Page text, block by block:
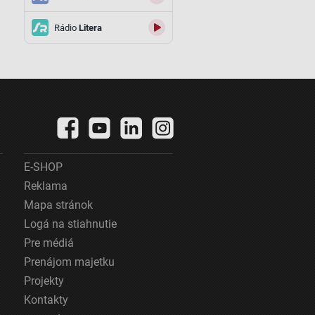
RádioLitera
E-SHOP
Reklama
Mapa stránok
Logá na stiahnutie
Pre médiá
Prenájom majetku
Projekty
Kontakty